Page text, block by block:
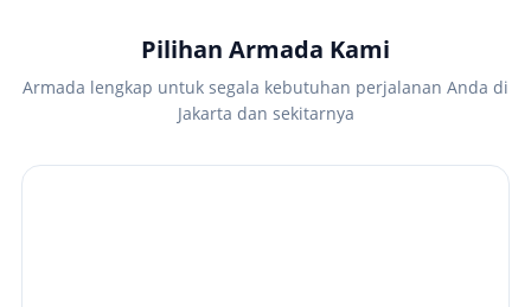
Pilihan Armada Kami
Armada lengkap untuk segala kebutuhan perjalanan Anda di
Jakarta dan sekitarnya